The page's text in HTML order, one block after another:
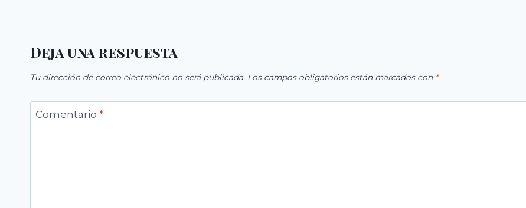
Deja una respuesta
Tu dirección de correo electrónico no será publicada. Los campos obligatorios están marcados con *
Comentario *